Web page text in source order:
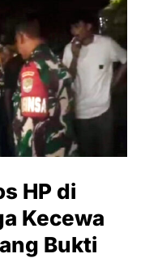
HP di
Kecewa
Bukti